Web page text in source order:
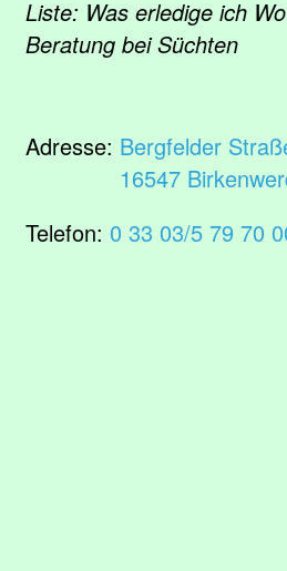
Liste: Was erledige ich
Beratung bei Süchten
Adresse: Bergfelder
16547
Telefon: 0 33 03/5 79 70